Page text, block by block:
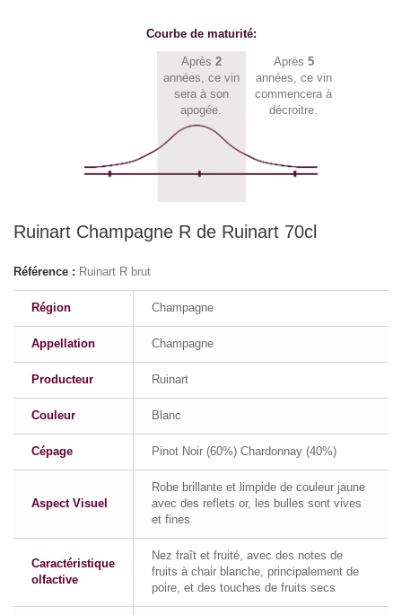
Courbe de maturité:
Après 2
années, ce vin
sera à son
apogée.
Après 5
années, ce vin
commencera à
décroitre.
Ruinart Champagne R de Ruinart 70cl
Référence : Ruinart R brut
Région Champagne
Appellation Champagne
Producteur Ruinart
Couleur Blanc
Cépage Pinot Noir (60%) Chardonnay (40%)
Aspect Visuel
Robe brillante et limpide de couleur jaune
avec des reflets or, les bulles sont vives
et fines
Caractéristique
olfactive
Nez fraît et fruité, avec des notes de
fruits à chair blanche, principalement de
poire, et des touches de fruits secs